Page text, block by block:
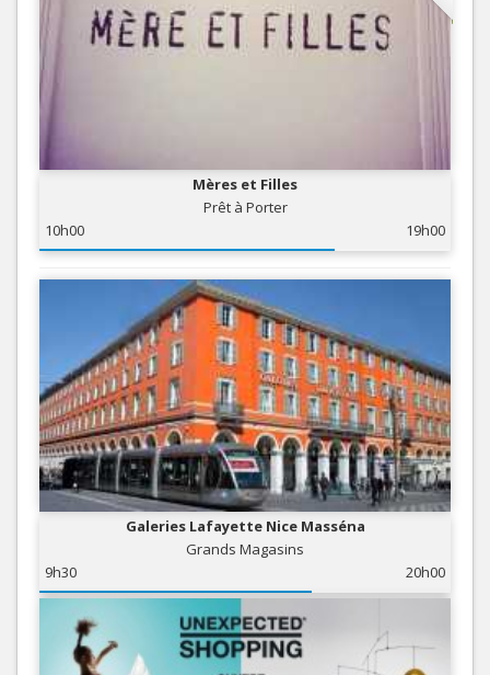
Mères et Filles
Prêt à Porter
10h00
19h00
Galeries Lafayette Nice Masséna
Grands Magasins
9h30
20h00